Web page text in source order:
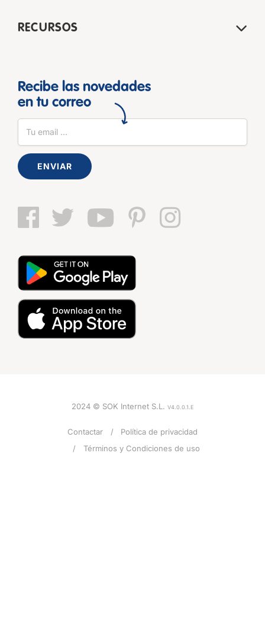
RECURSOS
Recibe las novedades
en tu correo
ENVIAR
2024 © SOK Internet S.L. V4.0.0.1.E
Contactar
Política de privacidad
Términos y Condiciones de uso